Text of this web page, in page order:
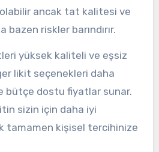
ancak tat kalitesi ve
bazen riskler barındırır.
yüksek kaliteli ve eşsiz
likit seçenekleri daha
bütçe dostu fiyatlar sunar.
sizin için daha iyi
tamamen kişisel tercihinize